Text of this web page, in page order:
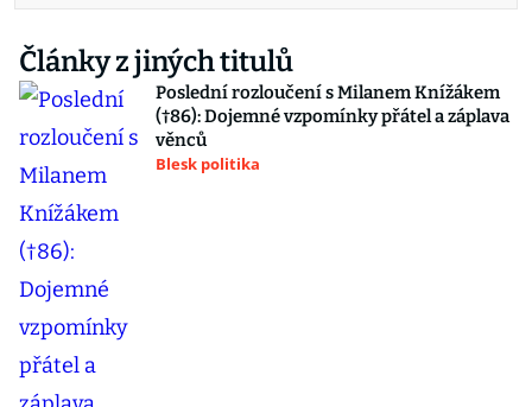
Články z jiných titulů
Poslední rozloučení s Milanem Knížákem
(†86): Dojemné vzpomínky přátel a záplava
věnců
Blesk politika